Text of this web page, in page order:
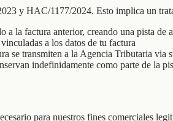
y HAC/1177/2024. Esto implica un
la factura anterior, creando una pista de
a los datos de tu factura
se transmiten a la Agencia Tributaria via
indefinidamente como parte de la
para nuestros fines comerciales